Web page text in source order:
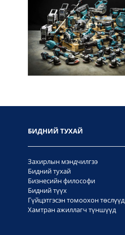
БИДНИЙ ТУХАЙ
Захирлын мэндчилгээ
Бидний тухай
Бизнесийн философи
Бидний түүх
Гүйцэтгэсэн томоохон төслүүд
Хамтран ажиллагч түншүүд